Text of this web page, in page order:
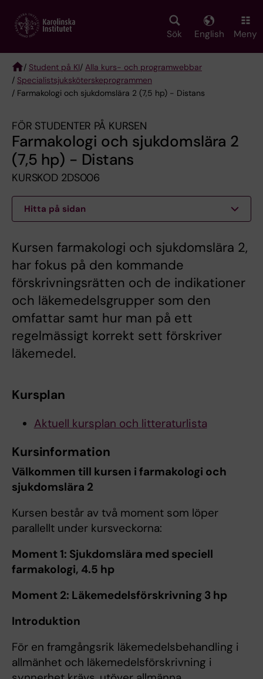
main
Sök English Meny
Breadcrumb
/ Student på KI/ Alla kurs- och programwebbar
/ Specialist­sjuksköterske­programmen
/ Farmakologi och sjukdomslära 2 (7,5 hp) - Distans
FÖR STUDENTER PÅ KURSEN
Farmakologi och sjukdomslära 2
(7,5 hp) - Distans
KURSKOD 2DS006
Hitta på sidan
Kursen farmakologi och sjukdomslära 2,
har fokus på den kommande
förskrivningsrätten och de indikationer
och läkemedelsgrupper som den
omfattar samt hur man på ett
regelmässigt korrekt sett förskriver
läkemedel.
Kursplan
Aktuell kursplan och litteraturlista
Kursinformation
Välkommen till kursen i farmakologi och
sjukdomslära 2
Kursen består av två moment som löper
parallellt under kursveckorna:
Moment 1: Sjukdomslära med speciell
farmakologi, 4.5 hp
Moment 2: Läkemedelsförskrivning 3 hp
Introduktion
För en framgångsrik läkemedelsbehandling i
allmänhet och läkemedelsförskrivning i